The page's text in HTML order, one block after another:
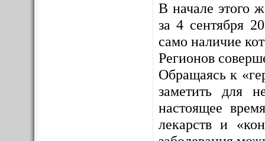
В начале этого
за 4 сентября
само наличие
Регионов
Обращаясь к
заметить для
настоящее
лекарств и